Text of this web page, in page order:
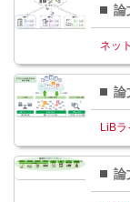
論
ネッ
論
LiB
論